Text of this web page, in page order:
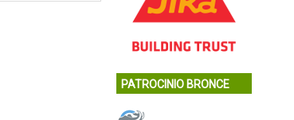
PATROCINIO BRONCE